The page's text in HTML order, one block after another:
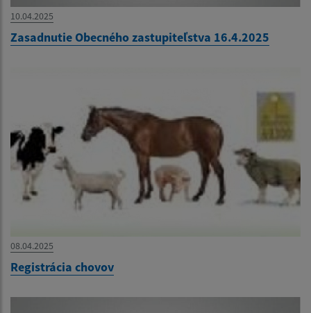
10.04.2025
Zasadnutie Obecného zastupiteľstva 16.4.2025
08.04.2025
Registrácia chovov